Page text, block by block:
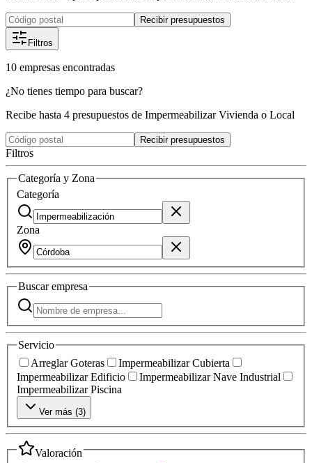
Recibir presupuestos
Filtros
10 empresas encontradas
¿No tienes tiempo para buscar?
Recibe hasta 4 presupuestos de Impermeabilizar Vivienda o Local
Recibir presupuestos
Filtros
Categoría y Zona
Categoría
Zona
Buscarempresa
Servicio
Arreglar Goteras
Impermeabilizar Cubierta
Impermeabilizar Edificio
Impermeabilizar Nave Industrial
Impermeabilizar Piscina
Ver más (3)
Valoración